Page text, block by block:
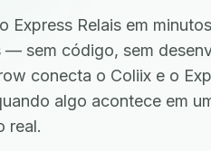
Express Relais em
— sem código, sem
conecta o Coliix e o
algo acontece em
real.